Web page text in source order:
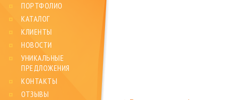
ПОРТФОЛИО
КАТАЛОГ
КЛИЕНТЫ
НОВОСТИ
УНИКАЛЬНЫЕ
ПРЕДЛОЖЕНИЯ
КОНТАКТЫ
ОТЗЫВЫ